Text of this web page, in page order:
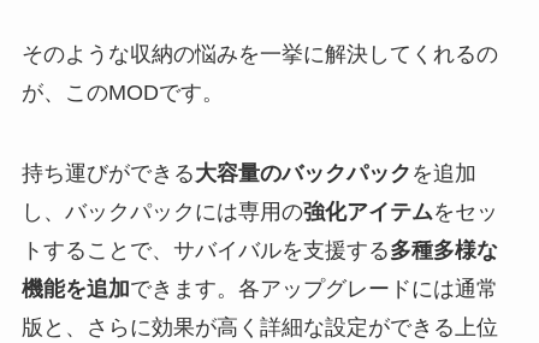
そのような収納の悩みを一挙に解決してくれるの
が、このMODです。
持ち運びができる大容量のバックパック を追加
し、バックパックには専用の強化アイテムをセッ
トすることで、サバイバルを支援する多種多様な
機能を追加できます。各アップグレードには通常
版と、さらに効果が高く詳細な設定ができる上位